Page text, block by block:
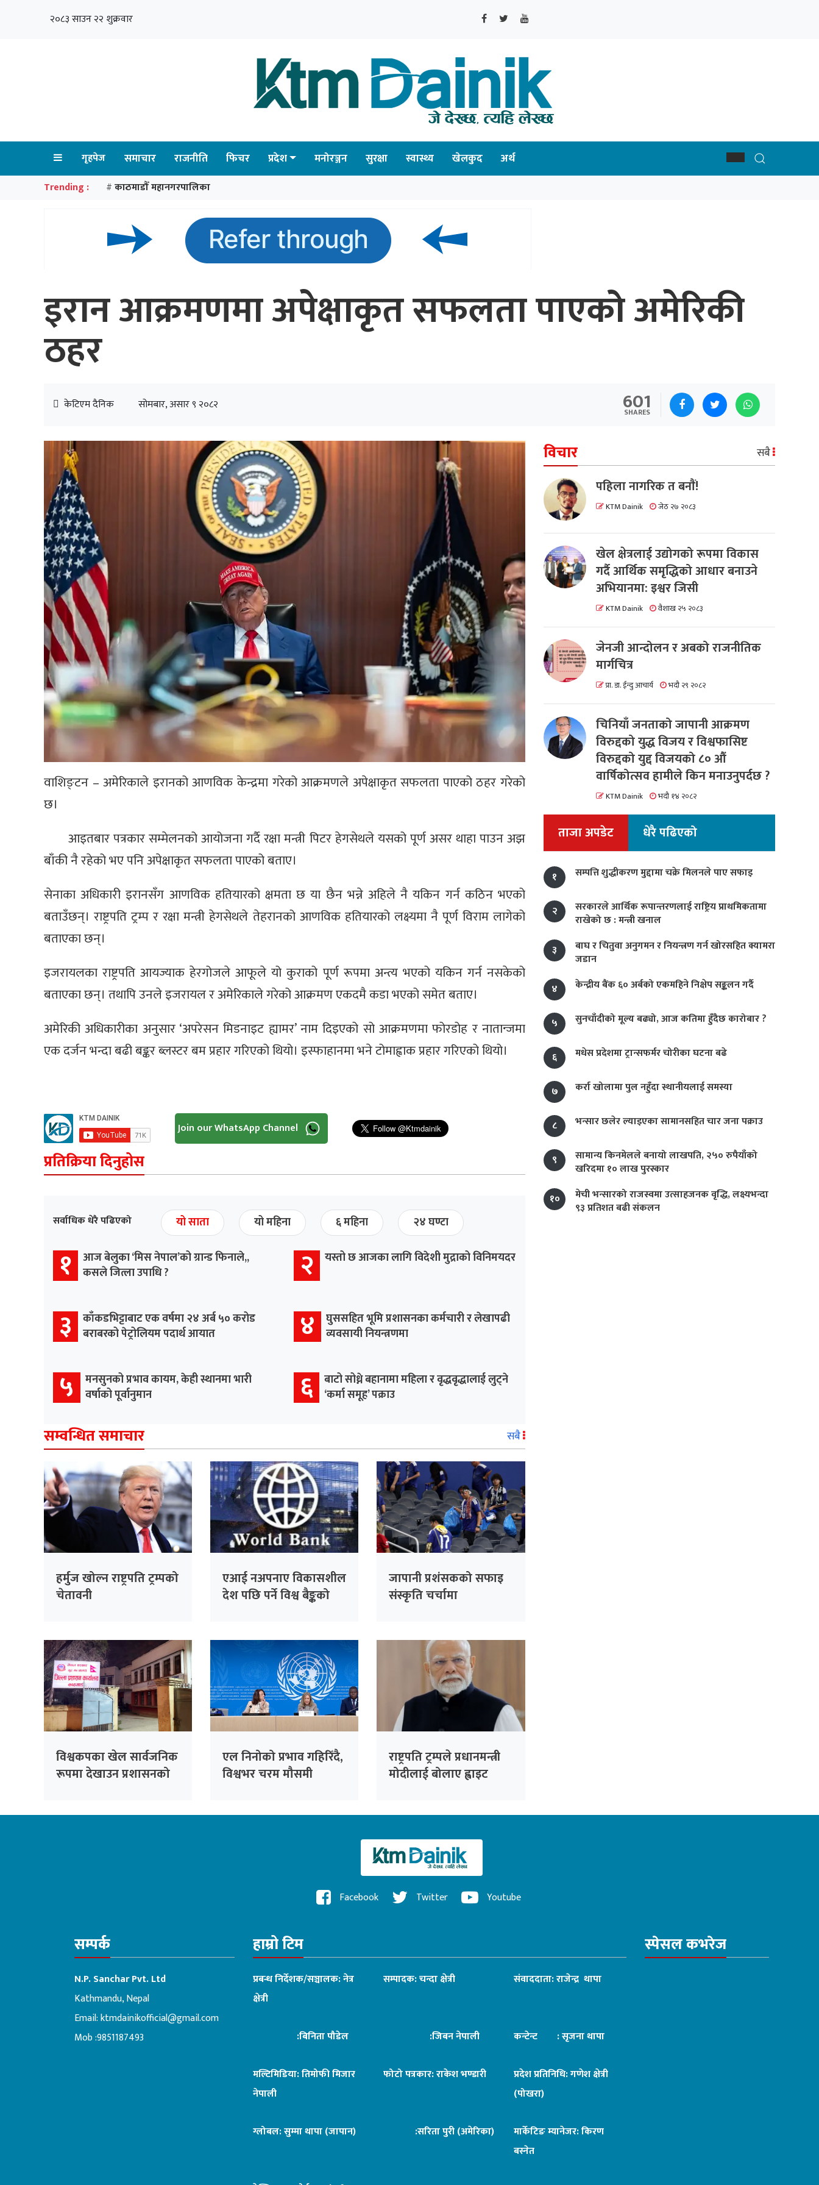
२०८३ साउन २२ शुक्रवार
गृहपेज समाचार राजनीति फिचर प्रदेश मनोरञ्जन सुरक्षा स्वास्थ्य खेलकुद अर्थ
Trending : # काठमाडौँ महानगरपालिका
इरान आक्रमणमा अपेक्षाकृत सफलता पाएको अमेरिकी
ठहर
केटिएम दैनिक सोमबार, असार ९ २०८२ 601
SHARES
वाशिङ्टन – अमेरिकाले इरानको आणविक केन्द्रमा गरेको आक्रमणले अपेक्षाकृत सफलता पाएको ठहर गरेको
छ।
आइतबार पत्रकार सम्मेलनको आयोजना गर्दै रक्षा मन्त्री पिटर हेगसेथले यसको पूर्ण असर थाहा पाउन अझ
बाँकी नै रहेको भए पनि अपेक्षाकृत सफलता पाएको बताए।
सेनाका अधिकारी इरानसँग आणविक हतियारको क्षमता छ या छैन भन्ने अहिले नै यकिन गर्न कठिन भएको
बताउँछन्। राष्ट्रपति ट्रम्प र रक्षा मन्त्री हेगसेथले तेहरानको आणविक हतियारको लक्ष्यमा नै पूर्ण विराम लागेको
बताएका छन्।
इजरायलका राष्ट्रपति आयज्याक हेरगोजले आफूले यो कुराको पूर्ण रूपमा अन्त्य भएको यकिन गर्न नसकेको
बताएका छन्। तथापि उनले इजरायल र अमेरिकाले गरेको आक्रमण एकदमै कडा भएको समेत बताए।
अमेरिकी अधिकारीका अनुसार ‘अपरेसन मिडनाइट ह्यामर’ नाम दिइएको सो आक्रमणमा फोरडोह र नातान्जमा
एक दर्जन भन्दा बढी बङ्कर ब्लस्टर बम प्रहार गरिएको थियो। इस्फाहानमा भने टोमाह्वाक प्रहार गरिएको थियो।
Join our WhatsApp Channel
प्रतिक्रिया दिनुहोस
सर्वाधिक धेरै पढिएको यो साता यो महिना ६ महिना २४ घण्टा
१
आज बेलुका ‘मिस नेपाल’को ग्रान्ड फिनाले,,
कसले जित्ला उपाधि ?
२ यस्तो छ आजका लागि विदेशी मुद्राको विनिमयदर
३
काँकडभिट्टाबाट एक वर्षमा २४ अर्ब ५० करोड
बराबरको पेट्रोलियम पदार्थ आयात
४
घुससहित भूमि प्रशासनका कर्मचारी र लेखापढी
व्यवसायी नियन्त्रणमा
५
मनसुनको प्रभाव कायम, केही स्थानमा भारी
वर्षाको पूर्वानुमान
६ बाटो सोध्ने बहानामा महिला र वृद्धवृद्धालाई लुट्ने
‘कर्मा समूह’ पक्राउ
सम्वन्धित समाचार सबै
हर्मुज खोल्न राष्ट्रपति ट्रम्पको
चेतावनी
एआई नअपनाए विकासशील
देश पछि पर्ने विश्व बैङ्कको
जापानी प्रशंसकको सफाइ
संस्कृति चर्चामा
विश्वकपका खेल सार्वजनिक
रूपमा देखाउन प्रशासनको
एल निनोको प्रभाव गहिरिँदै,
विश्वभर चरम मौसमी
राष्ट्रपति ट्रम्पले प्रधानमन्त्री
मोदीलाई बोलाए ह्वाइट
विचार सबै
पहिला नागरिक त बनाैं!
KTM Dainik जेठ २७ २०८३
खेल क्षेत्रलाई उद्योगको रूपमा विकास
गर्दै आर्थिक समृद्धिको आधार बनाउने
अभियानमा: इश्वर जिसी
KTM Dainik वैशाख २५ २०८३
जेनजी आन्दोलन र अबको राजनीतिक
मार्गचित्र
प्रा. डा. ईन्दु आचार्य भदौ २९ २०८२
चिनियाँ जनताको जापानी आक्रमण
विरुद्दको युद्ध विजय र विश्वफासिष्ट
विरुद्दको युद्द विजयको ८० औं
वार्षिकोत्सव हामीले किन मनाउनुपर्दछ ?
KTM Dainik भदौ १४ २०८२
ताजा अपडेट धेरै पढिएको
१ सम्पत्ति शुद्धीकरण मुद्दामा चक्रे मिलनले पाए सफाइ
२
सरकारले आर्थिक रूपान्तरणलाई राष्ट्रिय प्राथमिकतामा
राखेको छ : मन्त्री खनाल
३
बाघ र चितुवा अनुगमन र नियन्त्रण गर्न खोरसहित क्यामरा
जडान
४
केन्द्रीय बैंक ६० अर्बको एकमहिने निक्षेप सङ्कलन गर्दै
५ सुनचाँदीको मूल्य बढ्यो, आज कतिमा हुँदैछ कारोबार ?
६ मधेस प्रदेशमा ट्रान्सफर्मर चोरीका घटना बढे
७ कर्रा खोलामा पुल नहुँदा स्थानीयलाई समस्या
८ भन्सार छलेर ल्याइएका सामानसहित चार जना पक्राउ
९
सामान्य किनमेलले बनायो लाखपति, २५० रुपैयाँको
खरिदमा १० लाख पुरस्कार
१०
मेची भन्सारको राजस्वमा उत्साहजनक वृद्धि, लक्ष्यभन्दा
९३ प्रतिशत बढी संकलन
Facebook Twitter Youtube
सम्पर्क
N.P. Sanchar Pvt. Ltd
Kathmandu, Nepal
Email:ktmdainikofficial@gmail.com
Mob :9851187493
हाम्रो टिम
प्रबन्ध निर्देशक/सञ्चालक: नेत्र
क्षेत्री
सम्पादक: चन्दा क्षेत्री संवाददाता: राजेन्द्र थापा
:बिनिता पौडेल :जिबन नेपाली कन्टेन्ट : सृजना थापा
मल्टिमिडिया: तिमोफी मिजार
नेपाली
फोटो पत्रकार: राकेश भण्डारी
प्रदेश प्रतिनिधि: गणेश क्षेत्री
(पोखरा)
ग्लोबल: सुम्मा थापा (जापान) :सरिता पुरी (अमेरिका)
मार्केटिङ म्यानेजर: किरण
बस्नेत
स्पेसल कभरेज